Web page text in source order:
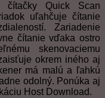
čítačky Quick Scan
uľahčuje čítanie
Zariadenie
čítanie vďaka ostro
skenovaciemu
okrem iného aj
má malú a ľahkú
odolný. Ponúka aj
Host Download.